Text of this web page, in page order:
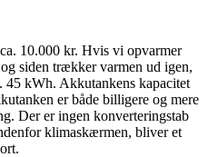
10.000 kr. Hvis vi opvarmer
siden trækker varmen ud igen,
45 kWh. Akkutankens kapacitet
er både billigere og mere
Der er ingen konverteringstab
klimaskærmen, bliver et